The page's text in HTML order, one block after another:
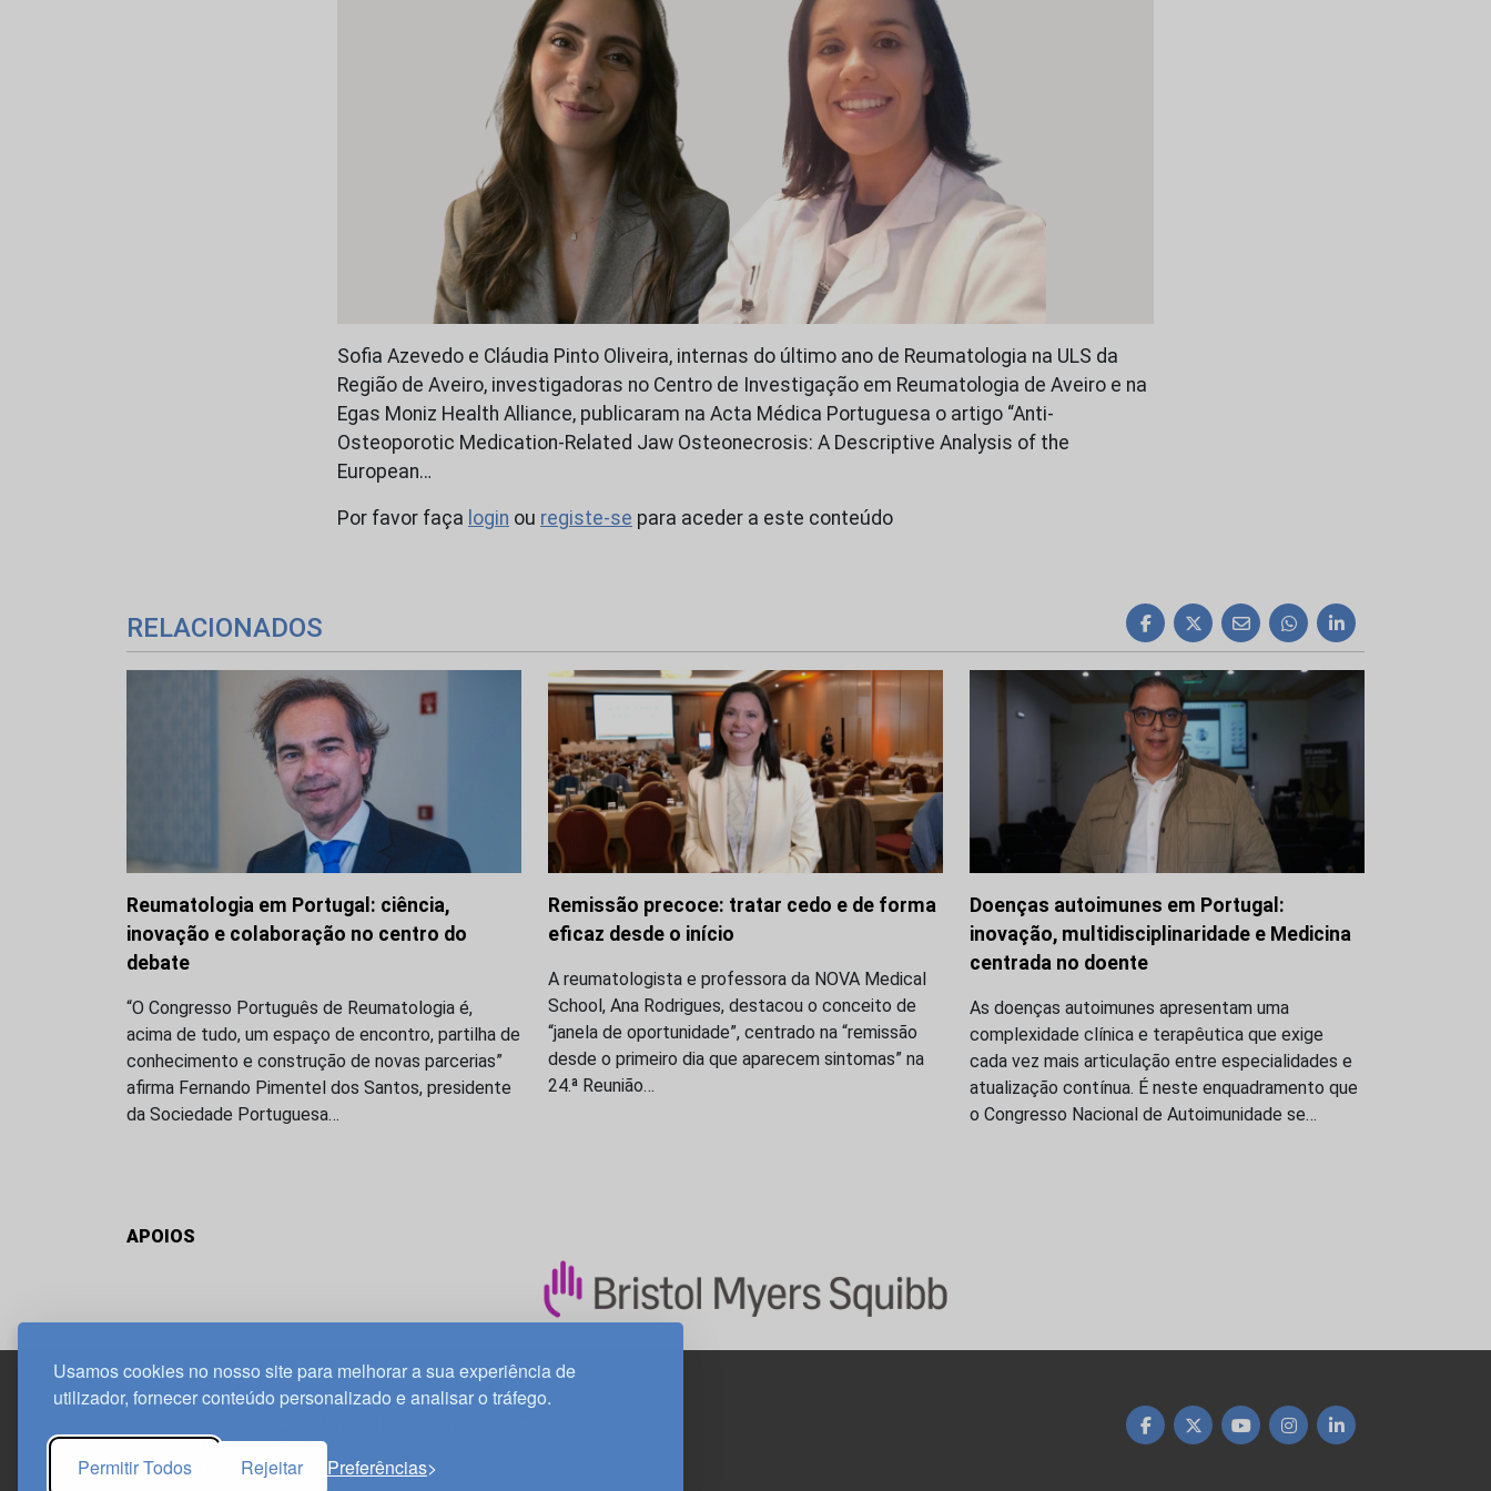
Usamos cookies no nosso site para melhorar a sua experiência de
utilizador, fornecer conteúdo personalizado e analisar o tráfego.
Permitir Todos Rejeitar Preferências
Sofia Azevedo e Cláudia Pinto Oliveira, internas do último ano de Reumatologia na ULS da
Região de Aveiro, investigadoras no Centro de Investigação em Reumatologia de Aveiro e na
Egas Moniz Health Alliance, publicaram na Acta Médica Portuguesa o artigo “Anti-
Osteoporotic Medication-Related Jaw Osteonecrosis: A Descriptive Analysis of the
European…
Por favor faça login ou registe-se para aceder a este conteúdo
RELACIONADOS
Reumatologia em Portugal: ciência,
inovação e colaboração no centro do
debate
“O Congresso Português de Reumatologia é,
acima de tudo, um espaço de encontro, partilha de
conhecimento e construção de novas parcerias”
afirma Fernando Pimentel dos Santos, presidente
da Sociedade Portuguesa…
Remissão precoce: tratar cedo e de forma
eficaz desde o início
A reumatologista e professora da NOVA Medical
School, Ana Rodrigues, destacou o conceito de
“janela de oportunidade”, centrado na “remissão
desde o primeiro dia que aparecem sintomas” na
24.ª Reunião…
Doenças autoimunes em Portugal:
inovação, multidisciplinaridade e Medicina
centrada no doente
As doenças autoimunes apresentam uma
complexidade clínica e terapêutica que exige
cada vez mais articulação entre especialidades e
atualização contínua. É neste enquadramento que
o Congresso Nacional de Autoimunidade se…
APOIOS
1800-282 Lisboa | Portugal
21 850 40 65